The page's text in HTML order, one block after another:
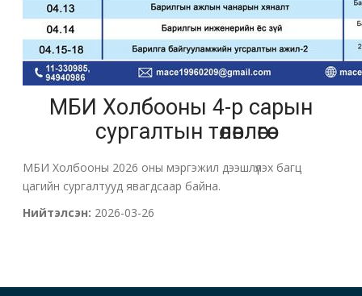
МБИ Холбооны 4-р сарын
сургалтын төлөвлөгөө
МБИ Холбооны 2026 оны мэргэжил дээшлүүлэх багц
цагийн сургалтууд явагдсаар байна.
Нийтэлсэн: 2026-03-26